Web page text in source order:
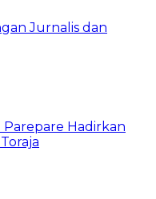
Jurnalis dan
Parepare Hadirkan